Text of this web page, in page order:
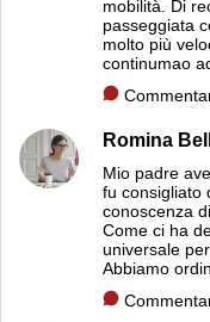
mobilità. Di
passeggiata
molto più
continumao
Romina
Mio padre
fu consigliato
conoscenza
Come ci ha
universale
Abbiamo